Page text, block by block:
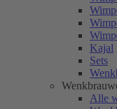
Kajal
Sets
Alle